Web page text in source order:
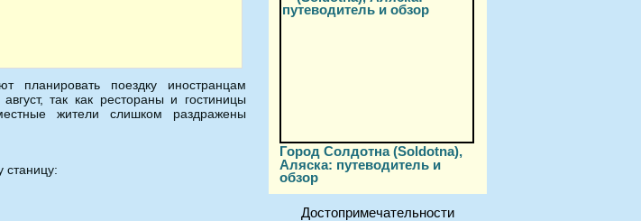
планировать поездку иностранцам
так как рестораны и гостиницы
жители слишком раздражены
станицу:
Город Солдотна (Soldotna),
Аляска: путеводитель и
обзор
Достопримечательности